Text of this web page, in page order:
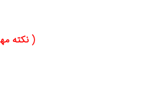
( نکته مهم : برای مشاهده ویدیو ها حتما باید فیلتر شکن شما خاموش باشد )